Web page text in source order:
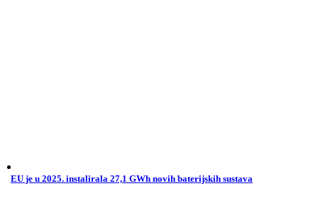
EU je u 2025. instalirala 27,1 GWh novih baterijskih sustava